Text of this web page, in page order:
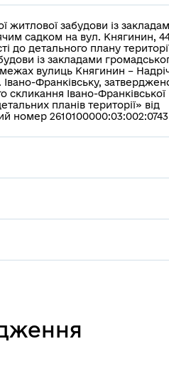
житлової забудови із
садком на вул. Княгинин,
до детального плану
із закладами
вулиць Княгинин –
Франківську,
скликання Івано-Франківської
планів території» від
номер